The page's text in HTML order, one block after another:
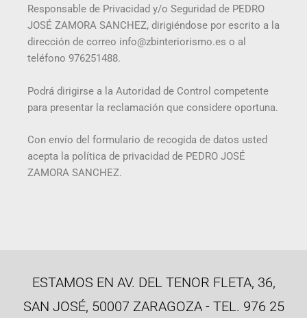
Responsable de Privacidad y/o Seguridad de PEDRO
JOSÉ ZAMORA SANCHEZ, dirigiéndose por escrito a la
dirección de correo info@zbinteriorismo.es o al
teléfono 976251488.
Podrá dirigirse a la Autoridad de Control competente
para presentar la reclamación que considere oportuna.
Con envío del formulario de recogida de datos usted
acepta la política de privacidad de PEDRO JOSÉ
ZAMORA SANCHEZ.
ESTAMOS EN AV. DEL TENOR FLETA, 36,
SAN JOSÉ, 50007 ZARAGOZA - TEL. 976 25